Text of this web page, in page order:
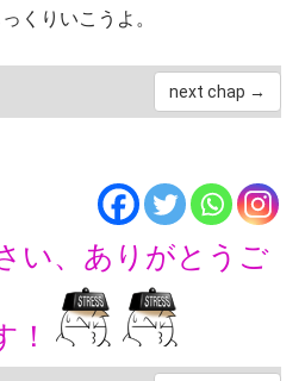
くりいこうよ。
next chap →
い、ありがとうご
！